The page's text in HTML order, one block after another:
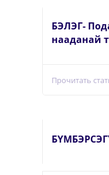
БЭЛЭГ-
нааданай
Прочитать